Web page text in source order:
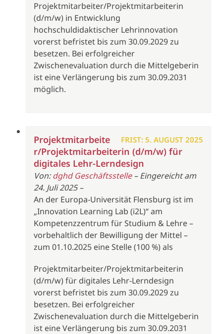
Projektmitarbeiter/Projektmitarbeiterin
(d/m/w) in Entwicklung
hochschuldidaktischer Lehrinnovation
vorerst befristet bis zum 30.09.2029 zu
besetzen. Bei erfolgreicher
Zwischenevaluation durch die Mittelgeberin
ist eine Verlängerung bis zum 30.09.2031
möglich.
FRIST: 5. AUGUST 2025
Projektmitarbeite
r/Projektmitarbeiterin (d/m/w) für
digitales Lehr-Lerndesign
Von:dghd Geschäftsstelle– Eingereicht am
24. Juli 2025 –
An der Europa-Universität Flensburg ist im
„Innovation Learning Lab (i2L)“ am
Kompetenzzentrum für Studium & Lehre –
vorbehaltlich der Bewilligung der Mittel –
zum 01.10.2025 eine Stelle (100 %) als
Projektmitarbeiter/Projektmitarbeiterin
(d/m/w) für digitales Lehr-Lerndesign
vorerst befristet bis zum 30.09.2029 zu
besetzen. Bei erfolgreicher
Zwischenevaluation durch die Mittelgeberin
ist eine Verlängerung bis zum 30.09.2031